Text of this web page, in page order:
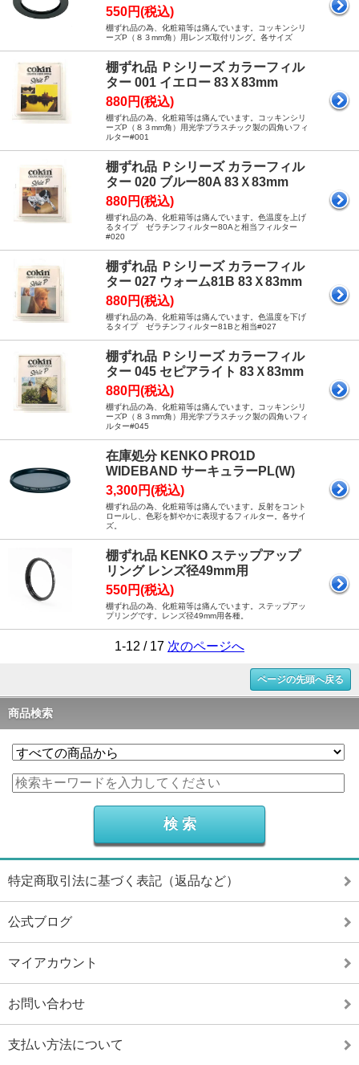
550円(税込)
棚ずれ品の為、化粧箱等は痛んでいます。コッキンシリ
ーズP（８３mm角）用レンズ取付リング。各サイズ
棚ずれ品 Ｐシリーズ カラーフィル
ター 001 イエロー 83Ｘ83mm
880円(税込)
棚ずれ品の為、化粧箱等は痛んでいます。コッキンシリ
ーズP（８３mm角）用光学プラスチック製の四角いフィ
ルター#001
棚ずれ品 Ｐシリーズ カラーフィル
ター 020 ブルー80A 83Ｘ83mm
880円(税込)
棚ずれ品の為、化粧箱等は痛んでいます。色温度を上げ
るタイプ ゼラチンフィルター80Aと相当フィルター
#020
棚ずれ品 Ｐシリーズ カラーフィル
ター 027 ウォーム81B 83Ｘ83mm
880円(税込)
棚ずれ品の為、化粧箱等は痛んでいます。色温度を下げ
るタイプ ゼラチンフィルター81Bと相当#027
棚ずれ品 Ｐシリーズ カラーフィル
ター 045 セピアライト 83Ｘ83mm
880円(税込)
棚ずれ品の為、化粧箱等は痛んでいます。コッキンシリ
ーズP（８３mm角）用光学プラスチック製の四角いフィ
ルター#045
在庫処分 KENKO PRO1D
WIDEBAND サーキュラーPL(W)
3,300円(税込)
棚ずれ品の為、化粧箱等は痛んでいます。反射をコント
ロールし、色彩を鮮やかに表現するフィルター。各サイ
ズ。
棚ずれ品 KENKO ステップアップ
リング レンズ径49mm用
550円(税込)
棚ずれ品の為、化粧箱等は痛んでいます。ステップアッ
プリングです。レンズ径49mm用各種。
1-12 / 17 次のページへ
ページの先頭へ戻る
商品検索
特定商取引法に基づく表記（返品など）
公式ブログ
マイアカウント
お問い合わせ
支払い方法について